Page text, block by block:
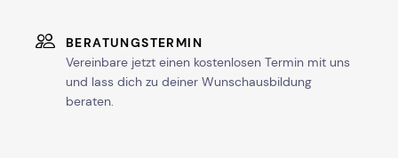
BERATUNGSTERMIN
Vereinbare jetzt einen kostenlosen Termin mit uns
und lass dich zu deiner Wunschausbildung
beraten.